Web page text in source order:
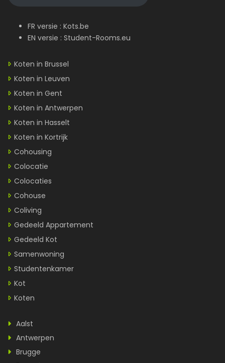
FR versie : Kots.be
EN versie : Student-Rooms.eu
Koten in Brussel
Koten in Leuven
Koten in Gent
Koten in Antwerpen
Koten in Hasselt
Koten in Kortrijk
Cohousing
Colocatie
Colocaties
Cohouse
Coliving
Gedeeld Appartement
Gedeeld Kot
Samenwoning
Studentenkamer
Kot
Koten
Aalst
Antwerpen
Brugge